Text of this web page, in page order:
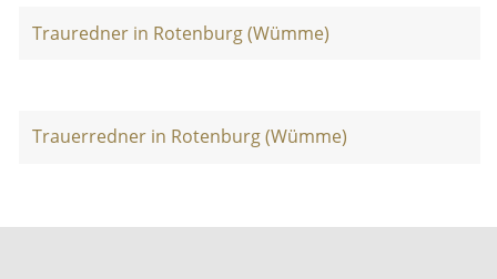
Trauredner in Rotenburg (Wümme)
Trauerredner in Rotenburg (Wümme)